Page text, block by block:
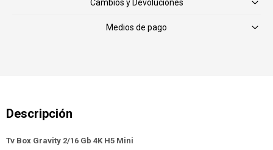
Cambios y Devoluciones
Medios de pago
Tv Box Gravity 2/16 Gb 4K H5 Mini